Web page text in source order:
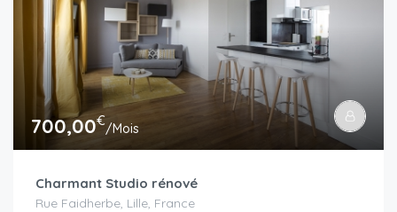
700,00€/Mois
Charmant Studio rénové
Rue Faidherbe, Lille, France